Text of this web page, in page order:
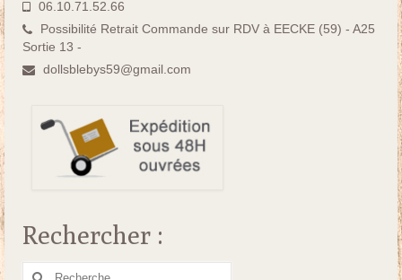
06.10.71.52.66
Possibilité Retrait Commande sur RDV à EECKE (59) - A25
Sortie 13 -
dollsblebys59@gmail.com
Rechercher :
Rechercher